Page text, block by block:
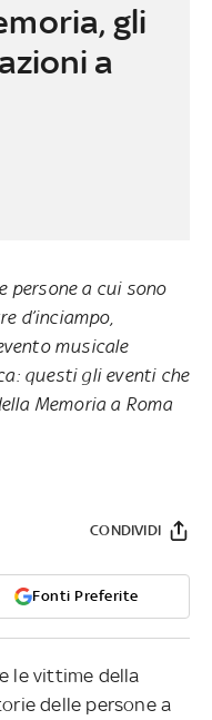
gli
a
persone a cui sono
d’inciampo,
musicale
questi gli eventi che
Memoria a Roma
Fonti Preferite
CONDIVIDI
le vittime della
delle persone a